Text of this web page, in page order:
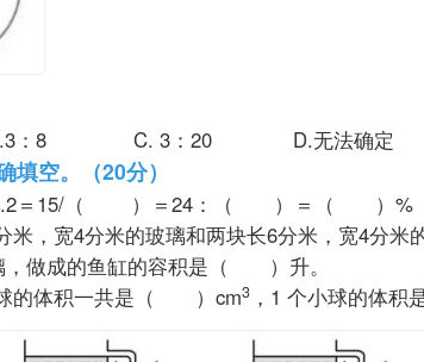
8 C. 3：20 D.无法确定
填空。（20分）
＝15/（ ）＝24：（ ）＝（ ）
米，宽4分米的玻璃和两块长6分米，宽4
，做成的鱼缸的容积是（ ）升。
的体积一共是（ ）cm3 ，1 个小球的体